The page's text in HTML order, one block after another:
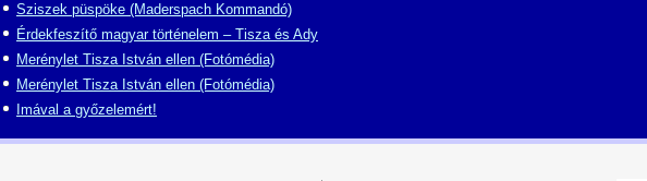
Sziszek püspöke (Maderspach Kommandó)
Érdekfeszítő magyar történelem – Tisza és Ady
Merénylet Tisza István ellen (Fotómédia)
Merénylet Tisza István ellen (Fotómédia)
Imával a győzelemért!